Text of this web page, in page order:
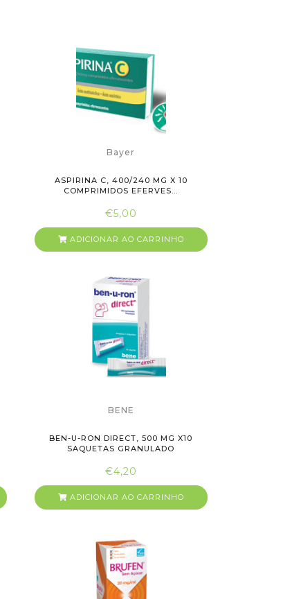
Bayer
ASPIRINA C, 400/240 MG X 10
COMPRIMIDOS EFERVES...
€5,00
ADICIONAR AO CARRINHO
BENE
BEN-U-RON DIRECT, 500 MG X10
SAQUETAS GRANULADO
€4,20
ADICIONAR AO CARRINHO